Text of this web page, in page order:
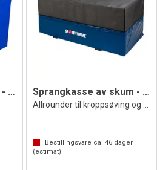
Sprangkasse av skum - Reivo Rinogym Sprangkasse av skum - Sport-Thieme
Allrounder til kroppsøving og gymnastikk
Bestillingsvare ca. 46dager
(estimat)